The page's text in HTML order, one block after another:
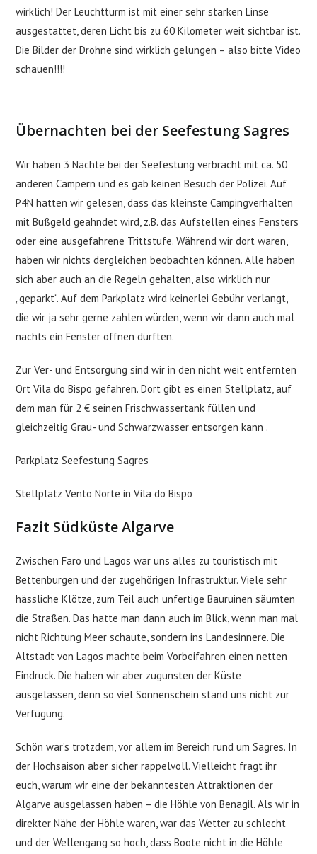
wirklich! Der Leuchtturm ist mit einer sehr starken Linse
ausgestattet, deren Licht bis zu 60 Kilometer weit sichtbar ist.
Die Bilder der Drohne sind wirklich gelungen – also bitte Video
schauen!!!!
Übernachten bei der Seefestung Sagres
Wir haben 3 Nächte bei der Seefestung verbracht mit ca. 50
anderen Campern und es gab keinen Besuch der Polizei. Auf
P4N hatten wir gelesen, dass das kleinste Campingverhalten
mit Bußgeld geahndet wird, z.B. das Aufstellen eines Fensters
oder eine ausgefahrene Trittstufe. Während wir dort waren,
haben wir nichts dergleichen beobachten können. Alle haben
sich aber auch an die Regeln gehalten, also wirklich nur
„geparkt“. Auf dem Parkplatz wird keinerlei Gebühr verlangt,
die wir ja sehr gerne zahlen würden, wenn wir dann auch mal
nachts ein Fenster öffnen dürften.
Zur Ver- und Entsorgung sind wir in den nicht weit entfernten
Ort Vila do Bispo gefahren. Dort gibt es einen Stellplatz, auf
dem man für 2 € seinen Frischwassertank füllen und
gleichzeitig Grau- und Schwarzwasser entsorgen kann .
Parkplatz Seefestung Sagres
Stellplatz Vento Norte in Vila do Bispo
Fazit Südküste Algarve
Zwischen Faro und Lagos war uns alles zu touristisch mit
Bettenburgen und der zugehörigen Infrastruktur. Viele sehr
hässliche Klötze, zum Teil auch unfertige Bauruinen säumten
die Straßen. Das hatte man dann auch im Blick, wenn man mal
nicht Richtung Meer schaute, sondern ins Landesinnere. Die
Altstadt von Lagos machte beim Vorbeifahren einen netten
Eindruck. Die haben wir aber zugunsten der Küste
ausgelassen, denn so viel Sonnenschein stand uns nicht zur
Verfügung.
Schön war’s trotzdem, vor allem im Bereich rund um Sagres. In
der Hochsaison aber sicher rappelvoll. Vielleicht fragt ihr
euch, warum wir eine der bekanntesten Attraktionen der
Algarve ausgelassen haben – die Höhle von Benagil. Als wir in
direkter Nähe der Höhle waren, war das Wetter zu schlecht
und der Wellengang so hoch, dass Boote nicht in die Höhle